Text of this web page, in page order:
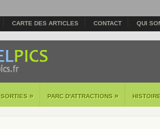
CARTE DES ARTICLES CONTACT QUI
SORTIES » PARC D'ATTRACTIONS »